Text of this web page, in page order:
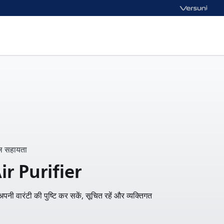
Purifier
वारंटी की पुष्टि कर सकें, सूचित रहें और व्यक्तिगत